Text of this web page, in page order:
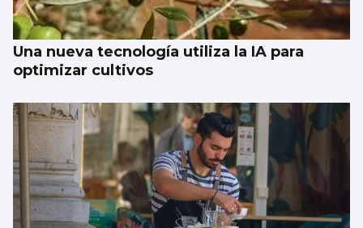
Una nueva tecnología utiliza la IA para
optimizar cultivos